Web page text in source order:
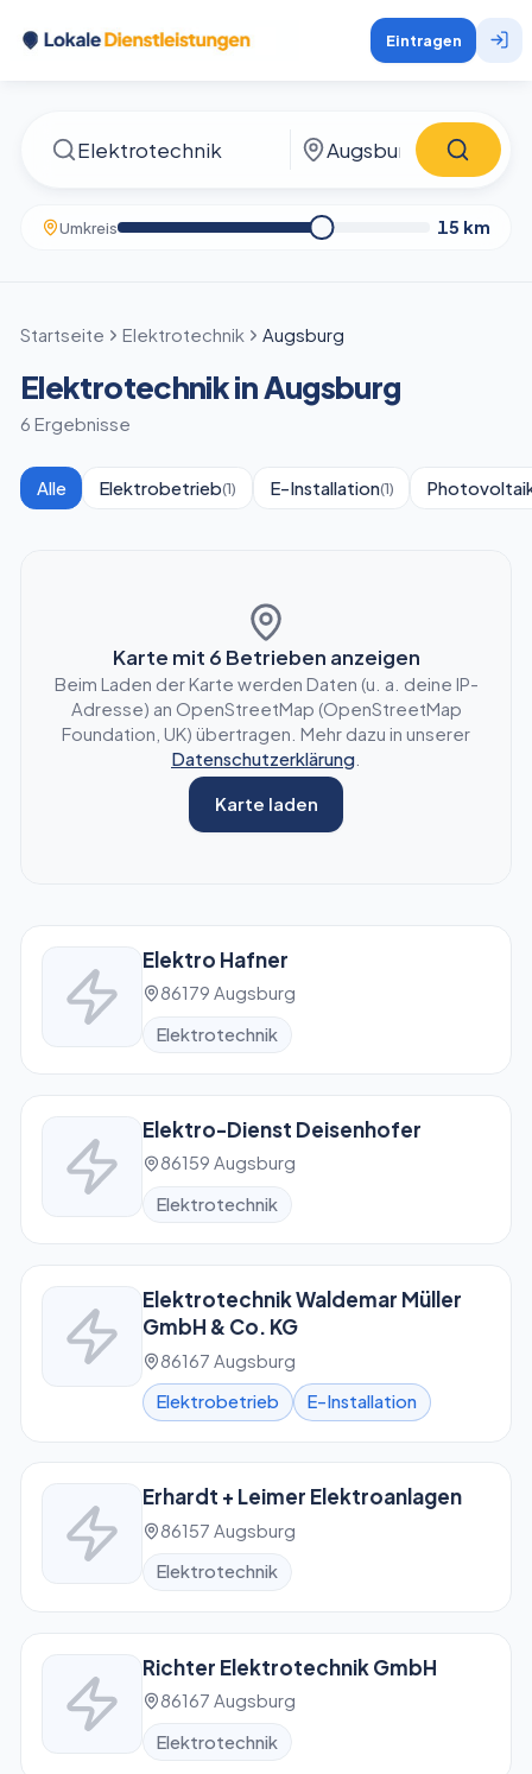
Eintragen
Umkreis 15 km
Startseite Elektrotechnik Augsburg
Elektrotechnik in Augsburg
6 Ergebnisse
Alle Elektrobetrieb(1) E-Installation(1)
Karte mit 6 Betrieben anzeigen
Beim Laden der Karte werden Daten (u. a. deine IP-
Adresse) an OpenStreetMap (OpenStreetMap
Foundation, UK) übertragen. Mehr dazu in unserer
Datenschutzerklärung
Karte laden
Elektro Hafner
86179 Augsburg
Elektrotechnik
Elektro-Dienst Deisenhofer
86159 Augsburg
Elektrotechnik
Elektrotechnik Waldemar Müller
GmbH & Co. KG
86167 Augsburg
Elektrobetrieb
E-Installation
Erhardt + Leimer Elektroanlagen
86157 Augsburg
Elektrotechnik
Richter Elektrotechnik GmbH
86167 Augsburg
Elektrotechnik